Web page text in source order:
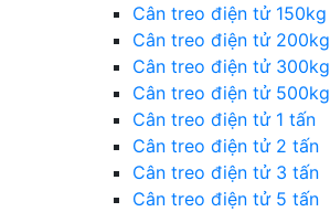
Cân treo điện tử 150kg
Cân treo điện tử 200kg
Cân treo điện tử 300kg
Cân treo điện tử 500kg
Cân treo điện tử 1 tấn
Cân treo điện tử 2 tấn
Cân treo điện tử 3 tấn
Cân treo điện tử 5 tấn